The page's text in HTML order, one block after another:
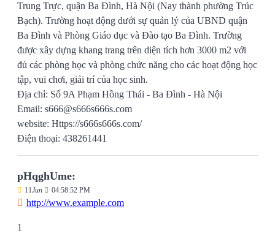
Trung Trực, quận Ba Đình, Hà Nội (Nay thành phường Trúc
Bạch). Trường hoạt động dưới sự quản lý của UBND quận
Ba Đình và Phòng Giáo dục và Đào tạo Ba Đình. Trường
được xây dựng khang trang trên diện tích hơn 3000 m2 với
đủ các phòng học và phòng chức năng cho các hoạt động học
tập, vui chơi, giải trí của học sinh.
Địa chỉ: Số 9A Phạm Hồng Thái - Ba Đình - Hà Nội
Email: s666@s666s666s.com
website: Https://s666s666s.com/
Điện thoại: 438261441
pHqghUme:
11Jun 04:58:52 PM
http://www.example.com
1